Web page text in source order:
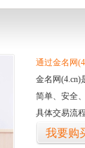
通过金名网
金名网(4.cn)
简单、安全
具体交易流
我要购